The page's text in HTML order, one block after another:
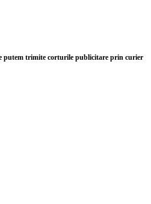
putem trimite corturile publicitare prin curier